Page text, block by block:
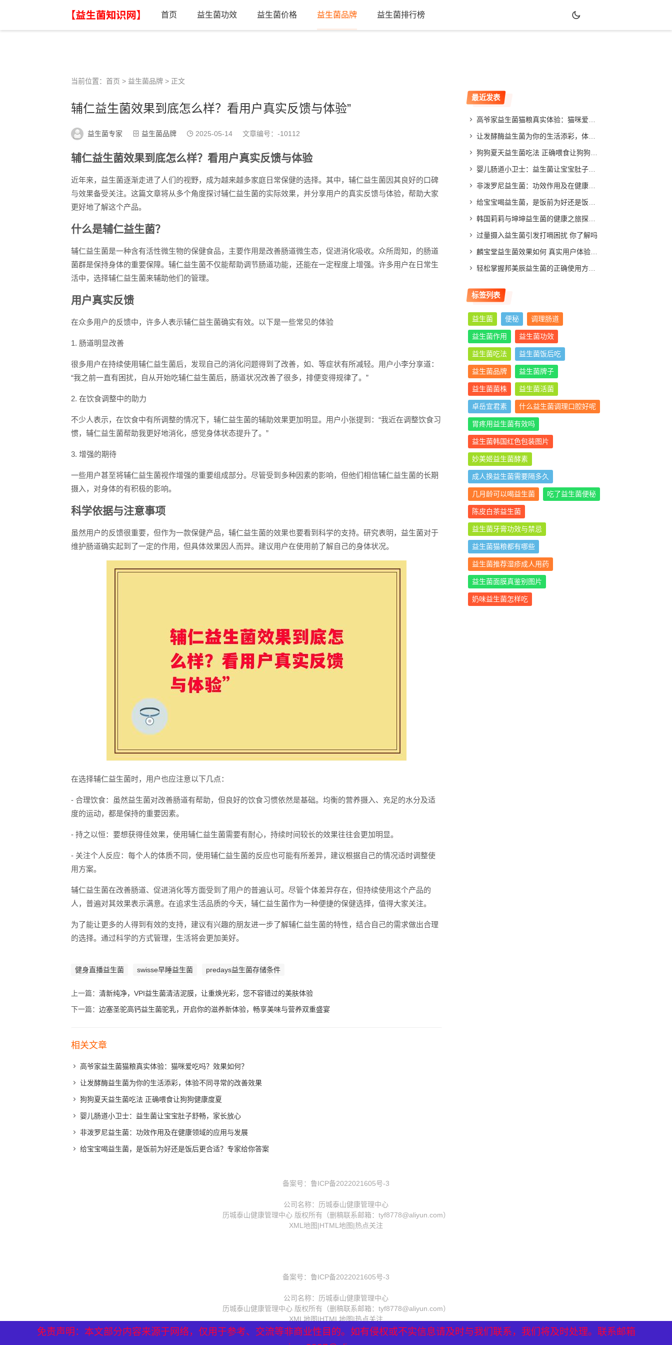
首页 益生菌功效 益生菌价格 益生菌品牌 益生菌排行榜
当前位置： 首页 > 益生菌品牌 > 正文
辅仁益生菌效果到底怎么样？看用户真实反馈与体验”
益生菌专家 益生菌品牌 2025-05-14 文章编号： -10112
辅仁益生菌效果到底怎么样？看用户真实反馈与体验
近年来，益生菌逐渐走进了人们的视野，成为越来越多家庭日常保健的选择。其中，辅仁益生菌因其良好的口碑
与效果备受关注。这篇文章将从多个角度探讨辅仁益生菌的实际效果，并分享用户的真实反馈与体验，帮助大家
更好地了解这个产品。
什么是辅仁益生菌？
辅仁益生菌是一种含有活性微生物的保健食品，主要作用是改善肠道微生态，促进消化吸收。众所周知，的肠道
菌群是保持身体的重要保障。辅仁益生菌不仅能帮助调节肠道功能，还能在一定程度上增强。许多用户在日常生
活中，选择辅仁益生菌来辅助他们的管理。
用户真实反馈
在众多用户的反馈中，许多人表示辅仁益生菌确实有效。以下是一些常见的体验
1. 肠道明显改善
很多用户在持续使用辅仁益生菌后，发现自己的消化问题得到了改善，如、等症状有所减轻。用户小李分享道：
“我之前一直有困扰，自从开始吃辅仁益生菌后，肠道状况改善了很多，排便变得规律了。”
2. 在饮食调整中的助力
不少人表示，在饮食中有所调整的情况下，辅仁益生菌的辅助效果更加明显。用户小张提到：“我近在调整饮食习
惯，辅仁益生菌帮助我更好地消化，感觉身体状态提升了。”
3. 增强的期待
一些用户甚至将辅仁益生菌视作增强的重要组成部分。尽管受到多种因素的影响，但他们相信辅仁益生菌的长期
摄入，对身体的有积极的影响。
科学依据与注意事项
虽然用户的反馈很重要，但作为一款保健产品，辅仁益生菌的效果也要看到科学的支持。研究表明，益生菌对于
维护肠道确实起到了一定的作用，但具体效果因人而异。建议用户在使用前了解自己的身体状况。
在选择辅仁益生菌时，用户也应注意以下几点：
- 合理饮食：虽然益生菌对改善肠道有帮助，但良好的饮食习惯依然是基础。均衡的营养摄入、充足的水分及适
度的运动，都是保持的重要因素。
- 持之以恒：要想获得佳效果，使用辅仁益生菌需要有耐心，持续时间较长的效果往往会更加明显。
- 关注个人反应：每个人的体质不同，使用辅仁益生菌的反应也可能有所差异，建议根据自己的情况适时调整使
用方案。
辅仁益生菌在改善肠道、促进消化等方面受到了用户的普遍认可。尽管个体差异存在，但持续使用这个产品的
人，普遍对其效果表示满意。在追求生活品质的今天，辅仁益生菌作为一种便捷的保健选择，值得大家关注。
为了能让更多的人得到有效的支持，建议有兴趣的朋友进一步了解辅仁益生菌的特性，结合自己的需求做出合理
的选择。通过科学的方式管理，生活将会更加美好。
健身直播益生菌 swisse早睡益生菌 predays益生菌存储条件
上一篇： 清新纯净，VPI益生菌清洁泥膜，让重焕光彩，您不容错过的美肤体验
下一篇： 边塞圣驼高钙益生菌驼乳，开启你的滋养新体验，畅享美味与营养双重盛宴
相关文章
高爷家益生菌猫粮真实体验：猫咪爱吃吗？效果如何？
让发酵酶益生菌为你的生活添彩，体验不同寻常的改善效果
狗狗夏天益生菌吃法 正确喂食让狗狗健康度夏
婴儿肠道小卫士：益生菌让宝宝肚子舒畅，家长放心
非泼罗尼益生菌：功效作用及在健康领域的应用与发展
给宝宝喝益生菌，是饭前为好还是饭后更合适？专家给你答案
最近发表
高爷家益生菌猫粮真实体验：猫咪爱吃吗？效果如何？
让发酵酶益生菌为你的生活添彩，体验不同寻常的改善效果
狗狗夏天益生菌吃法 正确喂食让狗狗健康度夏
婴儿肠道小卫士：益生菌让宝宝肚子舒畅，家长放心
非泼罗尼益生菌：功效作用及在健康领域的应用与发展
给宝宝喝益生菌，是饭前为好还是饭后更合适？专家给你答案
韩国莉莉与坤坤益生菌的健康之旅探索与分享
过量摄入益生菌引发打嗝困扰 你了解吗
麟宝堂益生菌效果如何 真实用户体验分享与评测分析
轻松掌握邦美辰益生菌的正确使用方法，让你肠道更舒适
标签列表
益生菌 便秘 调理肠道
益生菌作用 益生菌功效
益生菌吃法 益生菌饭后吃
益生菌品牌 益生菌牌子
益生菌菌株 益生菌活菌
卓岳宜君素 什么益生菌调理口腔好呢
胃疼用益生菌有效吗
益生菌韩国红色包装图片
妙美姬益生菌酵素
成人换益生菌需要隔多久
几月龄可以喝益生菌 吃了益生菌便秘
陈皮白茶益生菌
益生菌牙膏功效与禁忌
益生菌猫粮都有哪些
益生菌推荐湿疹成人用药
益生菌面膜真鉴别图片
奶味益生菌怎样吃
备案号： 鲁ICP备2022021605号-3
公司名称：历城泰山健康管理中心
历城泰山健康管理中心 版权所有（删稿联系邮箱：tyf8778@aliyun.com）
XML地图|HTML地图|热点关注
免责声明：本文部分内容来源于网络，仅用于参考、交流等非商业性目的。如有侵权或不实信息请及时与我们联系，我们将及时处理。联系邮箱
免责声明：本文部分内容来源于网络，仅用于参考、交流等非商业性目的。如有侵权或不实信息请及时与我们联系，我们将及时处理。联系邮箱
备案号： 鲁ICP备2022021605号-3
公司名称：历城泰山健康管理中心
历城泰山健康管理中心 版权所有（删稿联系邮箱：tyf8778@aliyun.com）
XML地图|HTML地图|热点关注
免责声明：本文部分内容来源于网络，仅用于参考、交流等非商业性目的。如有侵权或不实信息请及时与我们联系，我们将及时处理。联系邮箱